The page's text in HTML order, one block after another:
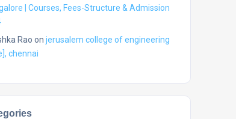
| Courses, Fees-Structure & Admission
Rao on jerusalem college of engineering
chennai